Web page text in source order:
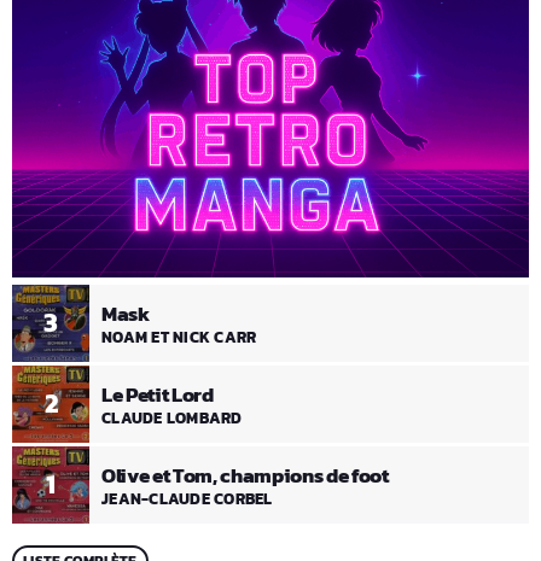
1 Olive et Tom, champions de foot
JEAN-CLAUDE CORBEL
2 Le Petit Lord
CLAUDE LOMBARD
3 Mask
NOAM ET NICK CARR